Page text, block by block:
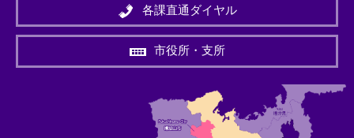
各課直通ダイヤル
市役所・支所